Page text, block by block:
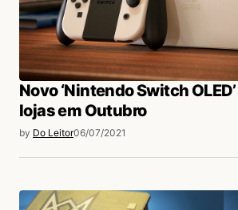
Novo ‘Nintendo Switch
lojas em Outubro
by Do Leitor06/07/2021